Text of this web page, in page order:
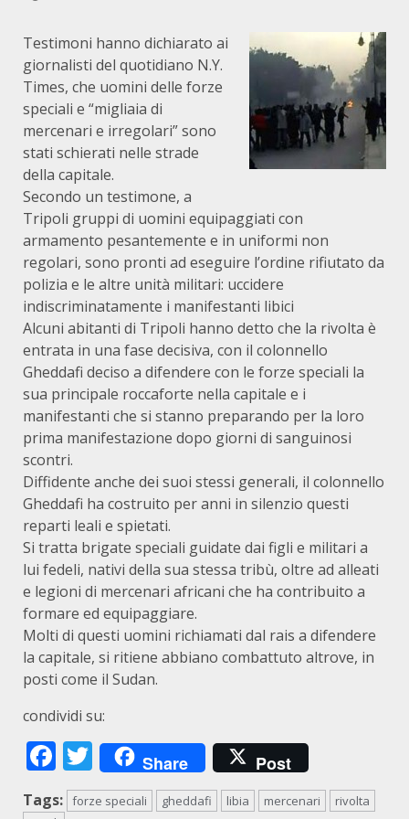
Testimoni hanno dichiarato ai
giornalisti del quotidiano N.Y.
Times, che uomini delle forze
speciali e “migliaia di
mercenari e irregolari” sono
stati schierati nelle strade
della capitale.
Secondo un testimone, a
Tripoli gruppi di uomini equipaggiati con
armamento pesantemente e in uniformi non
regolari, sono pronti ad eseguire l’ordine rifiutato da
polizia e le altre unità militari: uccidere
indiscriminatamente i manifestanti libici
Alcuni abitanti di Tripoli hanno detto che la rivolta è
entrata in una fase decisiva, con il colonnello
Gheddafi deciso a difendere con le forze speciali la
sua principale roccaforte nella capitale e i
manifestanti che si stanno preparando per la loro
prima manifestazione dopo giorni di sanguinosi
scontri.
Diffidente anche dei suoi stessi generali, il colonnello
Gheddafi ha costruito per anni in silenzio questi
reparti leali e spietati.
Si tratta brigate speciali guidate dai figli e militari a
lui fedeli, nativi della sua stessa tribù, oltre ad alleati
e legioni di mercenari africani che ha contribuito a
formare ed equipaggiare.
Molti di questi uomini richiamati dal rais a difendere
la capitale, si ritiene abbiano combattuto altrove, in
posti come il Sudan.
condividi su:
Facebook
Twitter
Share Post
Tags: forze speciali gheddafi libia mercenari
rivolta